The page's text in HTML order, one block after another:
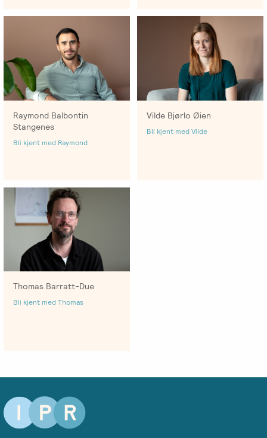
Kursbevis
Spesialisering
Raymond Balbontin
Stangenes
Bli kjent med Raymond
Vilde Bjørlo Øien
Bli kjent med Vilde
Thomas Barratt-Due
Bli kjent med Thomas